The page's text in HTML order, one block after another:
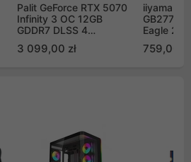
Palit GeForce RTX 5070
Infinity 3 OC 12GB
GDDR7 DLSS 4
GB2050S)
3 099,00 zł
iiyama G-
Eagle 27"
759,00 zł